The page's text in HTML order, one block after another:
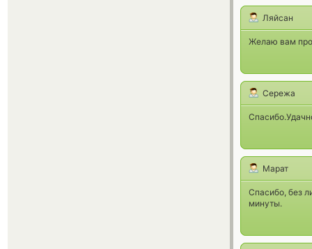
Ляйсан
Желаю вам
Сережа
Марат
Спасибо, без
минуты.